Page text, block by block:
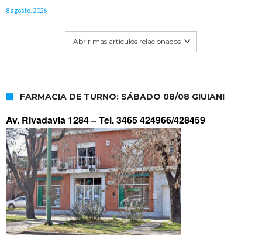
8 agosto, 2026
Abrir mas artículos relacionados
FARMACIA DE TURNO: SÁBADO 08/08 GIUIANI
Av. Rivadavia 1284 –Tel. 3465 424966/428459